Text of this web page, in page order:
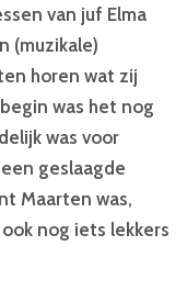
van juf Elma
(muzikale)
horen wat zij
was het nog
was voor
geslaagde
Maarten was,
nog iets lekkers